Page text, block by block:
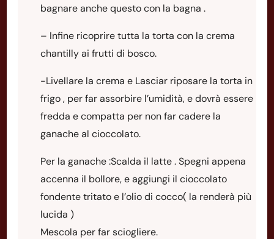
bagnare anche questo con la bagna .
– Infine ricoprire tutta la torta con la crema
chantilly ai frutti di bosco.
-Livellare la crema e Lasciar riposare la torta in
frigo , per far assorbire l’umidità, e dovrà essere
fredda e compatta per non far cadere la
ganache al cioccolato.
Per la ganache :Scalda il latte . Spegni appena
accenna il bollore, e aggiungi il cioccolato
fondente tritato e l’olio di cocco( la renderà più
lucida )
Mescola per far sciogliere.